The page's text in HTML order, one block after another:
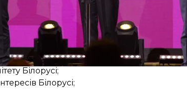
Білорусі;
Білорусі;